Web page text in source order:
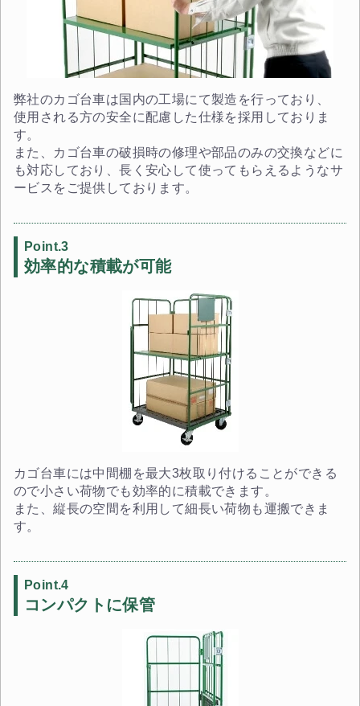
弊社のカゴ台車は国内の工場にて製造を行っており、
使用される方の安全に配慮した仕様を採用しておりま
す。
また、カゴ台車の破損時の修理や部品のみの交換などに
も対応しており、長く安心して使ってもらえるようなサ
ービスをご提供しております。
Point.3
効率的な積載が可能
カゴ台車には中間棚を最大3枚取り付けることができる
ので小さい荷物でも効率的に積載できます。
また、縦長の空間を利用して細長い荷物も運搬できま
す。
Point.4
コンパクトに保管